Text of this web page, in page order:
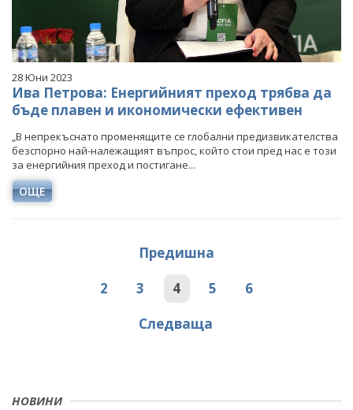
НОВИНИ
28 Юни 2023
Ива Петрова: Енергийният преход трябва да
бъде плавен и икономически ефективен
„В непрекъснато променящите се глобални предизвикателства
безспорно най-належащият въпрос, който стои пред нас е този
за енергийния преход и постигане...
ОЩЕ
Предишна
2
3 4 5
6
Следваща